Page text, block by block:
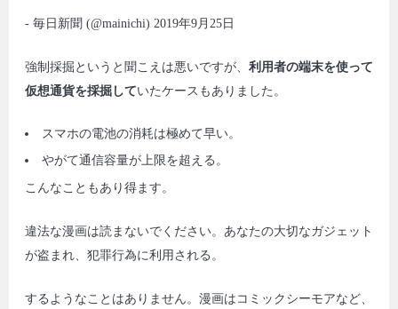
- 毎日新聞 (@mainichi) 2019年9月25日
強制採掘というと聞こえは悪いですが、 利用者の端末を使って
仮想通貨を採掘していたケースもありました。
スマホの電池の消耗は極めて早い。
やがて通信容量が上限を超える。
こんなこともあり得ます。
違法な漫画は読まないでください。あなたの大切なガジェット
が盗まれ、犯罪行為に利用される。
するようなことはありません。漫画はコミックシーモアなど、